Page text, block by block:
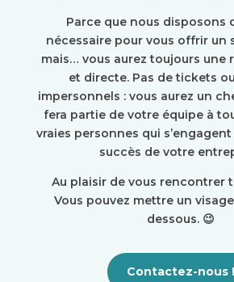
Parce que nous disposons
nécessaire pour vous offrir un
mais… vous aurez toujours une
et directe. Pas de tickets
impersonnels : vous aurez un
fera partie de votre équipe à
vraies personnes qui
succès de votre
Au plaisir de vous rencontrer
Vous pouvez mettre un
dessous. 😉
Contactez-nous !